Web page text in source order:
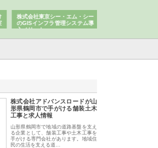
株式会社東京シー・エム・シー
のGISインフラ管理システム導
入メリット
株式会社アドバンスロードが山
形県鶴岡市で手がける舗装土木
工事と求人情報
山形県鶴岡市で地域の道路基盤を支え
る企業として、舗装工事や土木工事を
手がける専門会社があります。地域住
民の生活を支える道…